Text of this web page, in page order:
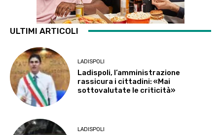
ULTIMI ARTICOLI
LADISPOLI
Ladispoli, l’amministrazione
rassicura i cittadini: «Mai
sottovalutate le criticità»
LADISPOLI